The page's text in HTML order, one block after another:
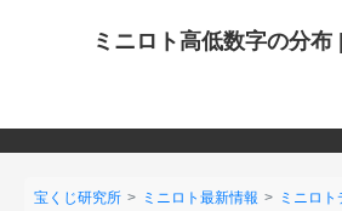
ミニロト高低数字の分布
宝くじ研究所 ミニロト最新情報
ミニロ